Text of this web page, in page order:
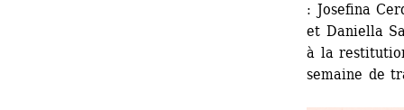
: Josefina
et Daniella
à la
semaine de